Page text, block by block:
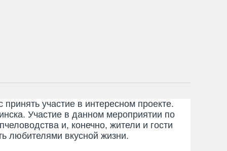
участие в интересном проекте.
Участие в данном мероприятии по
и, конечно, жители и гости
любителями вкусной жизни.